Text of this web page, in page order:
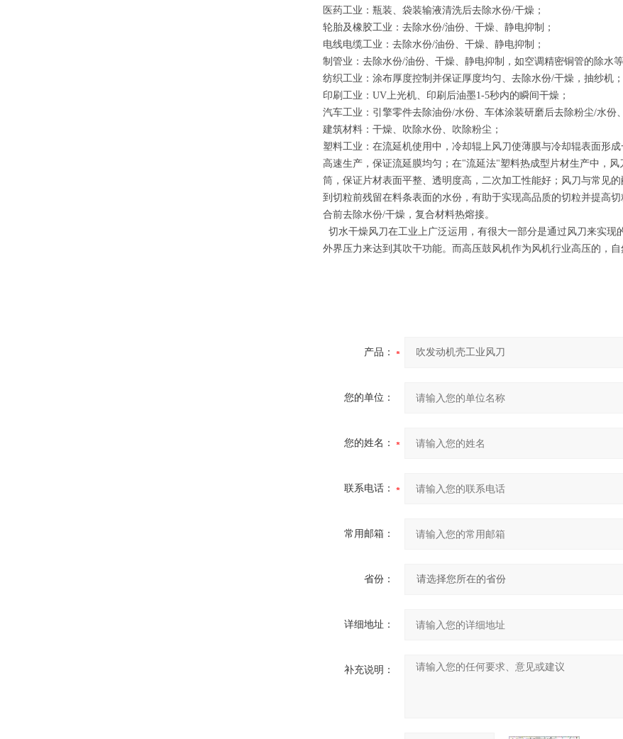
医药工业：瓶装、袋装输液清洗后去除水份/干燥；
轮胎及橡胶工业：去除水份/油份、干燥、静电抑制；
电线电缆工业：去除水份/油份、干燥、静电抑制；
制管业：去除水份/油份、干燥、静电抑制，如空调精密铜管的除水等
纺织工业：涂布厚度控制并保证厚度均匀、去除水份/干燥，抽纱机；
印刷工业：UV上光机、印刷后油墨1-5秒内的瞬间干燥；
汽车工业：引擎零件去除油份/水份、车体涂装研磨后去除粉尘/水份
建筑材料：干燥、吹除水份、吹除粉尘；
塑料工业：在流延机使用中，冷却辊上风刀使薄膜与冷却辊表面形
高速生产，保证流延膜均匀；在"流延法"塑料热成型片材生产中，
筒，保证片材表面平整、透明度高，二次加工性能好；风刀与常见
到切粒前残留在料条表面的水份，有助于实现高品质的切粒并提高
合前去除水份/干燥，复合材料热熔接。
切水干燥风刀在工业上广泛运用，有很大一部分是通过风刀来实现
外界压力来达到其吹干功能。而高压鼓风机作为风机行业高压的，
产品：
您的单位：
您的姓名：
联系电话：
常用邮箱：
省份：
详细地址：
补充说明：